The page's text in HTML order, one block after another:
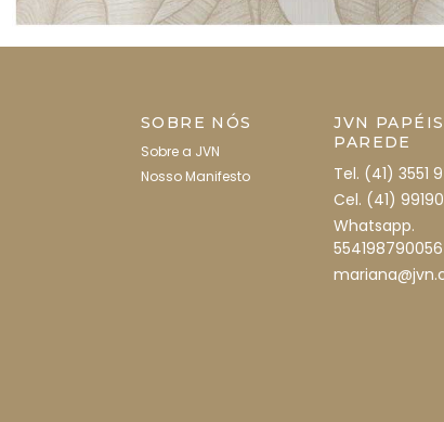
SOBRE NÓS
Sobre a JVN
Nosso Manifesto
JVN
PAREDE
Tel. (41) 3551
Cel. (41)
Whatsapp.
554198790056